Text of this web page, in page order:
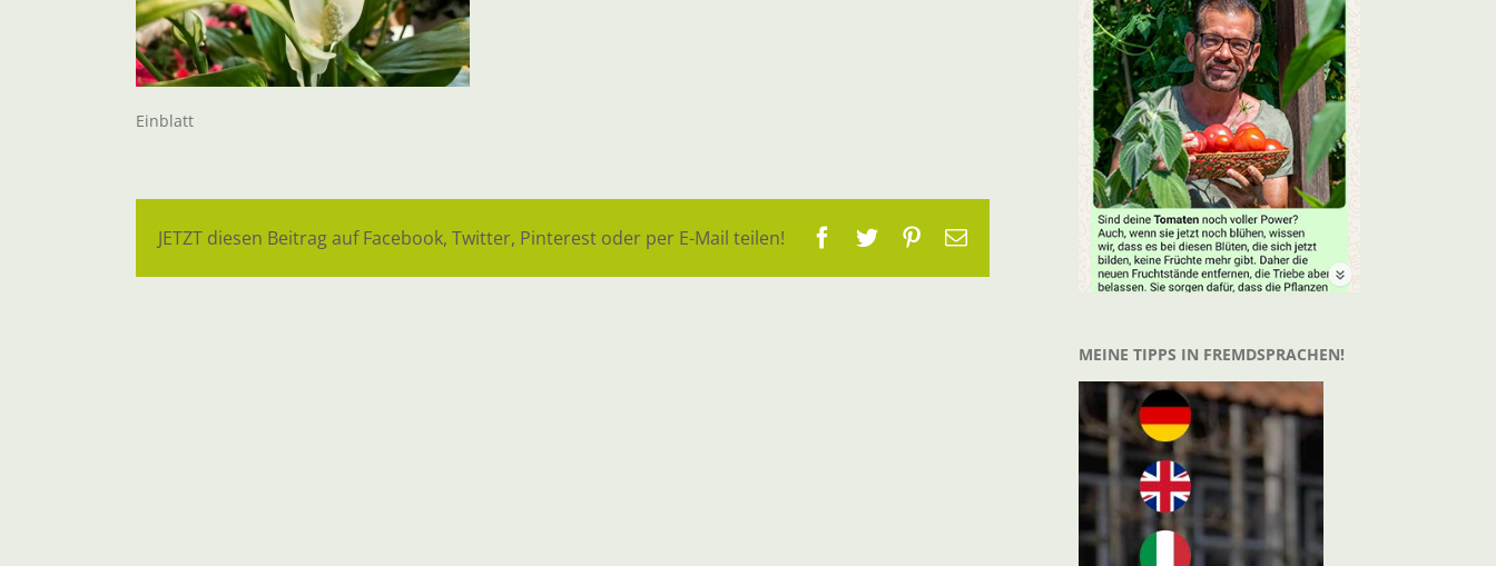
Einblatt
JETZT diesen Beitrag auf Facebook, Twitter, Pinterest oder per E-Mail teilen! Facebook
TwitterPinterest
E-
MEINE TIPPS IN FREMDSPRACHEN!